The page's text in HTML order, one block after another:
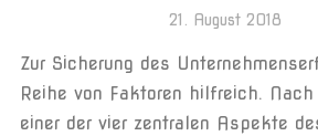
21. August 2018
Zur Sicherung des
Reihe von Faktoren hilfreich.
einer der vier zentralen Aspekte